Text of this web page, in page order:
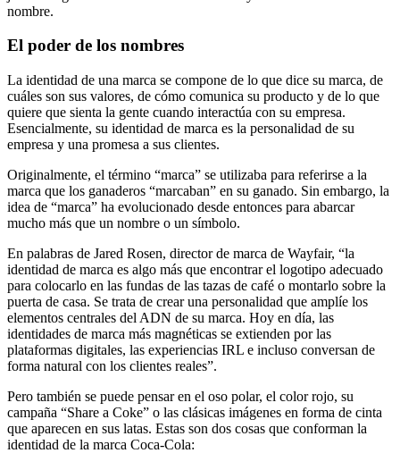
nombre.
El poder de los nombres
La identidad de una marca se compone de lo que dice su marca, de
cuáles son sus valores, de cómo comunica su producto y de lo que
quiere que sienta la gente cuando interactúa con su empresa.
Esencialmente, su identidad de marca es la personalidad de su
empresa y una promesa a sus clientes.
Originalmente, el término “marca” se utilizaba para referirse a la
marca que los ganaderos “marcaban” en su ganado. Sin embargo, la
idea de “marca” ha evolucionado desde entonces para abarcar
mucho más que un nombre o un símbolo.
En palabras de Jared Rosen, director de marca de Wayfair, “la
identidad de marca es algo más que encontrar el logotipo adecuado
para colocarlo en las fundas de las tazas de café o montarlo sobre la
puerta de casa. Se trata de crear una personalidad que amplíe los
elementos centrales del ADN de su marca. Hoy en día, las
identidades de marca más magnéticas se extienden por las
plataformas digitales, las experiencias IRL e incluso conversan de
forma natural con los clientes reales”.
Pero también se puede pensar en el oso polar, el color rojo, su
campaña “Share a Coke” o las clásicas imágenes en forma de cinta
que aparecen en sus latas. Estas son dos cosas que conforman la
identidad de la marca Coca-Cola: